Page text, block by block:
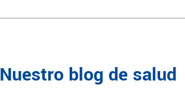
Nuestro blog de salud